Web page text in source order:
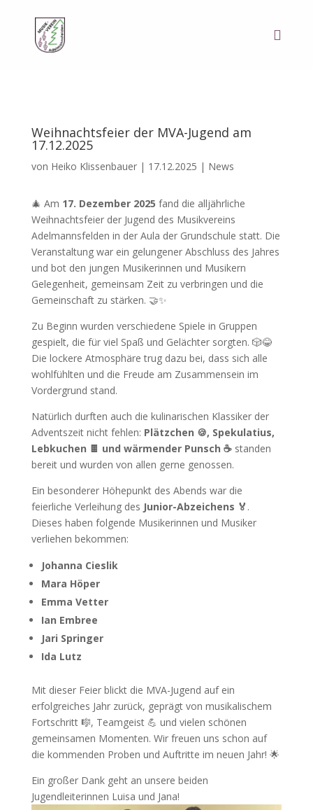
Weihnachtsfeier der MVA-Jugend am
17.12.2025
von Heiko Klissenbauer| 17.12.2025 | News
🎄 Am 17. Dezember 2025 fand die alljährliche
Weihnachtsfeier der Jugend des Musikvereins
Adelmannsfelden in der Aula der Grundschule statt. Die
Veranstaltung war ein gelungener Abschluss des Jahres
und bot den jungen Musikerinnen und Musikern
Gelegenheit, gemeinsam Zeit zu verbringen und die
Gemeinschaft zu stärken. 🤝✨
Zu Beginn wurden verschiedene Spiele in Gruppen
gespielt, die für viel Spaß und Gelächter sorgten. 🎲😂
Die lockere Atmosphäre trug dazu bei, dass sich alle
wohlfühlten und die Freude am Zusammensein im
Vordergrund stand.
Natürlich durften auch die kulinarischen Klassiker der
Adventszeit nicht fehlen: Plätzchen 🍪, Spekulatius,
Lebkuchen 🍫 und wärmender Punsch ☕standen
bereit und wurden von allen gerne genossen.
Ein besonderer Höhepunkt des Abends war die
feierliche Verleihung des Junior-Abzeichens 🏅 .
Dieses haben folgende Musikerinnen und Musiker
verliehen bekommen:
Johanna Cieslik
Mara Höper
Emma Vetter
Ian Embree
Jari Springer
Ida Lutz
Mit dieser Feier blickt die MVA-Jugend auf ein
erfolgreiches Jahr zurück, geprägt von musikalischem
Fortschritt 🎼, Teamgeist 💪 und vielen schönen
gemeinsamen Momenten. Wir freuen uns schon auf
die kommenden Proben und Auftritte im neuen Jahr! 🌟
Ein großer Dank geht an unsere beiden
Jugendleiterinnen Luisa und Jana!